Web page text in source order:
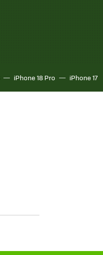
iPhone 18 Pro iPhone 17